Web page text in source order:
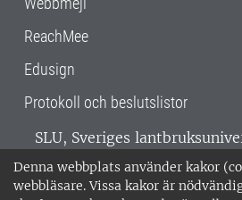
Denna webbplats använder kakor
webbläsare. Vissa kakor är
ReachMee
Edusign
Protokoll och beslutslistor
SLU, Sveriges
verksamhet över hela
Alnarp, Uppsala och Umeå.